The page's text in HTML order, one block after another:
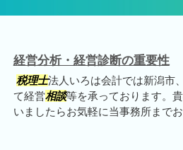
経営分析・経営診断の重要性
税理士法人いろは会計では新潟市
て経営相談等を承っております。
いましたらお気軽に当事務所まで